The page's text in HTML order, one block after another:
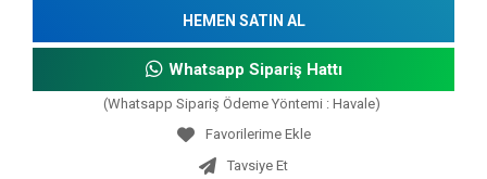
HEMEN SATIN AL
Whatsapp Sipariş Hattı
(Whatsapp Sipariş Ödeme Yöntemi : Havale)
Tavsiye Et